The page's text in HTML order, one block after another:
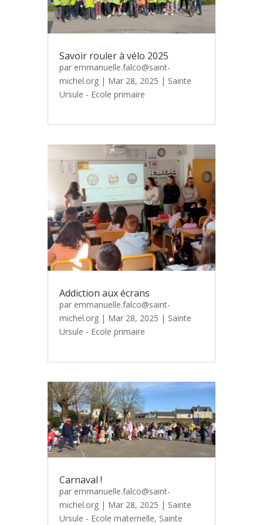
Savoir rouler à vélo 2025
par emmanuelle.falco@saint-
michel.org| Mar 28, 2025 | Sainte
Ursule - Ecole primaire
Addiction aux écrans
par emmanuelle.falco@saint-
michel.org| Mar 28, 2025 | Sainte
Ursule - Ecole primaire
Carnaval !
par emmanuelle.falco@saint-
michel.org| Mar 28, 2025 | Sainte
Ursule - Ecole maternelle, Sainte